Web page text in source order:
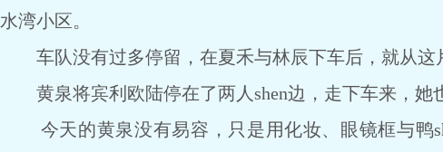
水湾小区。
车队没有过多停留，在夏禾与林辰下车后，就从这
黄泉将宾利欧陆停在了两人shen边，走下车来，她
今天的黄泉没有易容，只是用化妆、眼镜框与鸭